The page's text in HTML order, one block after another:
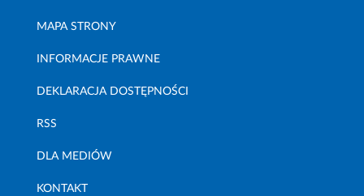
MAPA STRONY
INFORMACJE PRAWNE
DEKLARACJA DOSTĘPNOŚCI
RSS
DLA MEDIÓW
KONTAKT